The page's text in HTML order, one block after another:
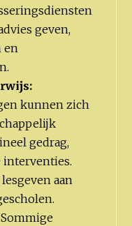
geven,
en
kunnen zich
gedrag,
interventies.
aan